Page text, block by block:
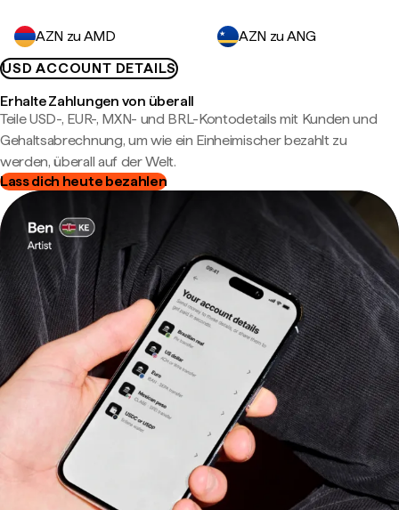
AZN zu AMD
AZN zu ANG
USD ACCOUNT DETAILS
Erhalte Zahlungen von überall
Teile USD-, EUR-, MXN- und BRL-Kontodetails mit Kunden und
Gehaltsabrechnung, um wie ein Einheimischer bezahlt zu
werden, überall auf der Welt.
Lass dich heute bezahlen